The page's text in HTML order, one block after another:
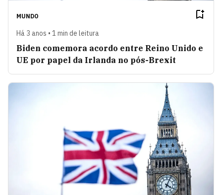
MUNDO
Há 3 anos • 1 min de leitura
Biden comemora acordo entre Reino Unido e
UE por papel da Irlanda no pós-Brexit